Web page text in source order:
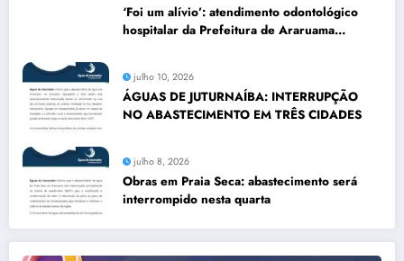
‘Foi um alívio’: atendimento odontológico
hospitalar da Prefeitura de Araruama
julho 10, 2026
ÁGUAS DE JUTURNAÍBA: INTERRUPÇÃO
NO ABASTECIMENTO EM TRÊS CIDADES
julho 8, 2026
Obras em Praia Seca: abastecimento será
interrompido nesta quarta